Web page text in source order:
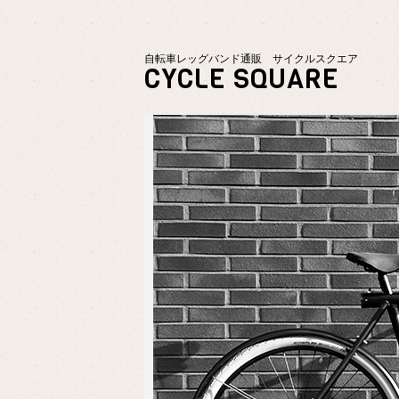
自転車レッグバンド通販 サイクルスクエア
CYCLE SQUARE